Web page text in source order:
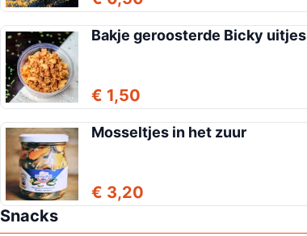
Bakje geroosterde Bicky uitjes
€ 1,50
Mosseltjes in het zuur
€ 3,20
Snacks